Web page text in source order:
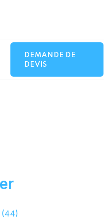
DEMANDE DE
DEVIS
(44)